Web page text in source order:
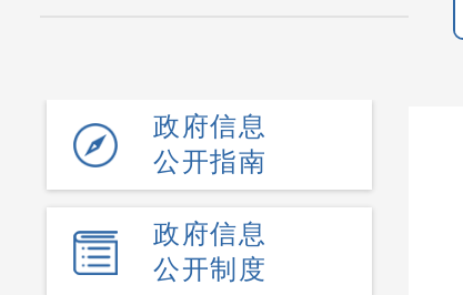
政府信息
公开指南
政府信息
公开制度